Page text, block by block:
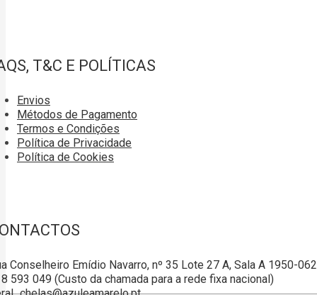
T&C E POLÍTICAS
Envios
Métodos de Pagamento
Termos e Condições
Política de Privacidade
Política de Cookies
Conselheiro Emídio Navarro, nº 35 Lote 27 A, Sala A 1950-
593 049 (Custo da chamada para a rede fixa nacional)